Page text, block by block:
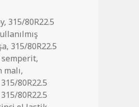
, 315/80R22.5
, 315/80R22.5
semperit,
malı,
315/80R22.5
315/80R22.5